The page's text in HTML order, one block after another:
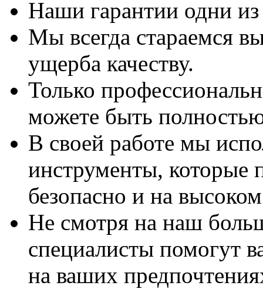
Наши гарантии одни
Мы всегда стараемся
ущерба качеству.
Только
можете быть
В своей работе мы
инструменты, которые
безопасно и на
Не смотря на наш
специалисты помогут
на ваших